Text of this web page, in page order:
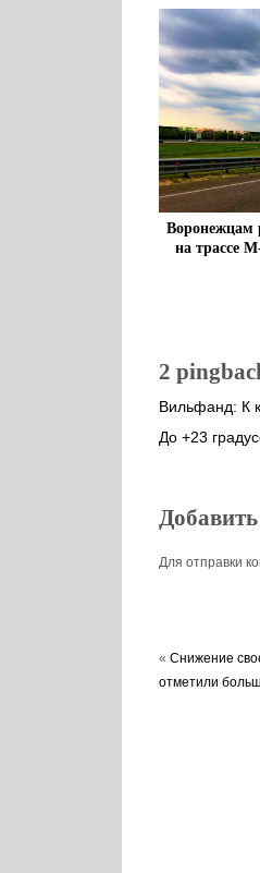
Воронежцам
на трассе
2
Вильфанд: К
До +23
Для отправки
« Снижение
отметили